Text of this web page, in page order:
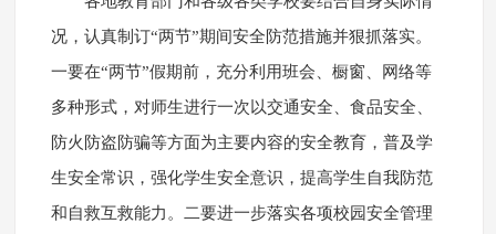
况，认真制订“两节”期间安全防范措施并狠抓落实。
一要在“两节”假期前，充分利用班会、橱窗、网络等
多种形式，对师生进行一次以交通安全、食品安全、
防火防盗防骗等方面为主要内容的安全教育，普及学
生安全常识，强化学生安全意识，提高学生自我防范
和自救互救能力。二要进一步落实各项校园安全管理